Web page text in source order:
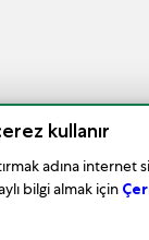
kullanır
adına internet
bilgi almak için